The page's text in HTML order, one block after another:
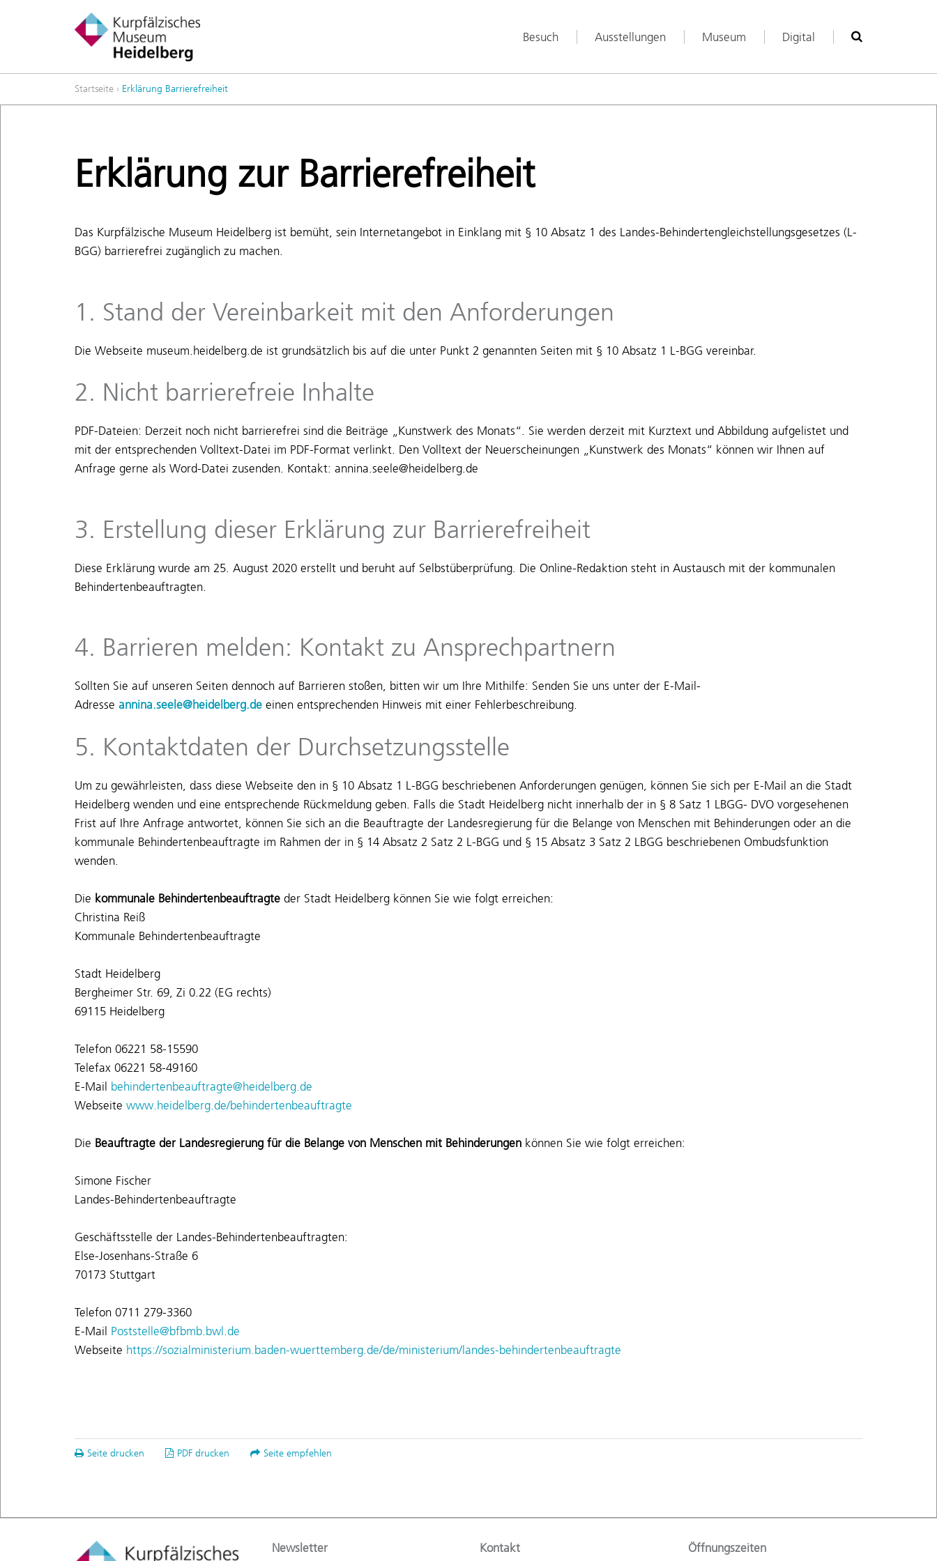
Besuch Ausstellungen Museum
Digital
Startseite › Erklärung Barrierefreiheit
Erklärung zur Barrierefreiheit
Das Kurpfälzische Museum Heidelberg ist bemüht, sein Internetangebot in Einklang mit § 10 Absatz 1 des Landes-Behindertengleichstellungsgesetzes (L-
BGG) barrierefrei zugänglich zu machen.
1. Stand der Vereinbarkeit mit den Anforderungen
Die Webseite museum.heidelberg.de ist grundsätzlich bis auf die unter Punkt 2 genannten Seiten mit § 10 Absatz 1 L-BGG vereinbar.
2. Nicht barrierefreie Inhalte
PDF-Dateien: Derzeit noch nicht barrierefrei sind die Beiträge „Kunstwerk des Monats“. Sie werden derzeit mit Kurztext und Abbildung aufgelistet und
mit der entsprechenden Volltext-Datei im PDF-Format verlinkt. Den Volltext der Neuerscheinungen „Kunstwerk des Monats“ können wir Ihnen auf
Anfrage gerne als Word-Datei zusenden. Kontakt: annina.seele@heidelberg.de
3. Erstellung dieser Erklärung zur Barrierefreiheit
Diese Erklärung wurde am 25. August 2020 erstellt und beruht auf Selbstüberprüfung. Die Online-Redaktion steht in Austausch mit der kommunalen
Behindertenbeauftragten.
4. Barrieren melden: Kontakt zu Ansprechpartnern
Sollten Sie auf unseren Seiten dennoch auf Barrieren stoßen, bitten wir um Ihre Mithilfe: Senden Sie uns unter der E-Mail-
Adresse annina.seele@heidelberg.de einen entsprechenden Hinweis mit einer Fehlerbeschreibung.
5. Kontaktdaten der Durchsetzungsstelle
Um zu gewährleisten, dass diese Webseite den in § 10 Absatz 1 L-BGG beschriebenen Anforderungen genügen, können Sie sich per E-Mail an die Stadt
Heidelberg wenden und eine entsprechende Rückmeldung geben. Falls die Stadt Heidelberg nicht innerhalb der in § 8 Satz 1 LBGG- DVO vorgesehenen
Frist auf Ihre Anfrage antwortet, können Sie sich an die Beauftragte der Landesregierung für die Belange von Menschen mit Behinderungen oder an die
kommunale Behindertenbeauftragte im Rahmen der in § 14 Absatz 2 Satz 2 L-BGG und § 15 Absatz 3 Satz 2 LBGG beschriebenen Ombudsfunktion
wenden.
Die kommunale Behindertenbeauftragte der Stadt Heidelberg können Sie wie folgt erreichen:
Christina Reiß
Kommunale Behindertenbeauftragte
Stadt Heidelberg
Bergheimer Str. 69, Zi 0.22 (EG rechts)
69115 Heidelberg
Telefon 06221 58-15590
Telefax 06221 58-49160
E-Mail behindertenbeauftragte@heidelberg.de
Webseite www.heidelberg.de/behindertenbeauftragte
Die Beauftragte der Landesregierung für die Belange von Menschen mit Behinderungen können Sie wie folgt erreichen:
Simone Fischer
Landes-Behindertenbeauftragte
Geschäftsstelle der Landes-Behindertenbeauftragten:
Else-Josenhans-Straße 6
70173 Stuttgart
Telefon 0711 279-3360
E-Mail Poststelle@bfbmb.bwl.de
Webseite https://sozialministerium.baden-wuerttemberg.de/de/ministerium/landes-behindertenbeauftragte
Seite drucken PDF drucken Seite empfehlen
Newsletter Kontakt Öffnungszeiten